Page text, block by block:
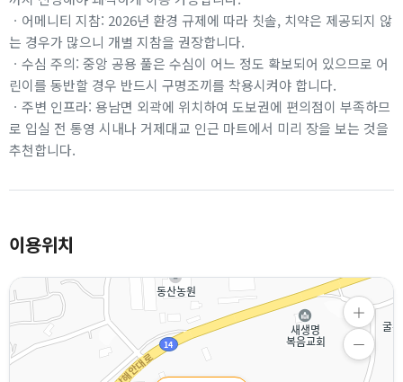
ㆍ어메니티 지참: 2026년 환경 규제에 따라 칫솔, 치약은 제공되지 않
는 경우가 많으니 개별 지참을 권장합니다.
ㆍ수심 주의: 중앙 공용 풀은 수심이 어느 정도 확보되어 있으므로 어
린이를 동반할 경우 반드시 구명조끼를 착용시켜야 합니다.
ㆍ주변 인프라: 용남면 외곽에 위치하여 도보권에 편의점이 부족하므
로 입실 전 통영 시내나 거제대교 인근 마트에서 미리 장을 보는 것을
추천합니다.
이용위치